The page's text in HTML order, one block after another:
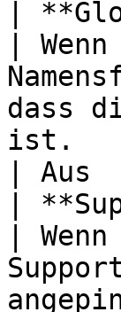
|
|
dass
ist.
|
|
|